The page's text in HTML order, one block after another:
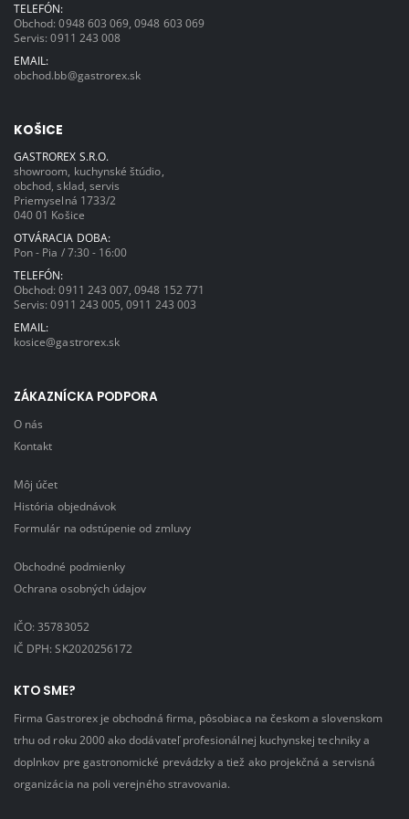
TELEFÓN:
Obchod:0948 603 069 ,0948 603 069
Servis:0911 243 008
EMAIL:
obchod.bb@gastrorex.sk
KOŠICE
GASTROREX S.R.O.
showroom, kuchynské štúdio,
obchod, sklad, servis
Priemyselná 1733/2
040 01 Košice
OTVÁRACIA DOBA:
Pon - Pia / 7:30 - 16:00
TELEFÓN:
Obchod:0911 243 007 ,0948 152 771
Servis:0911 243 005 ,0911 243 003
EMAIL:
kosice@gastrorex.sk
ZÁKAZNÍCKA PODPORA
O nás
Kontakt
Môj účet
História objednávok
Formulár na odstúpenie od zmluvy
Obchodné podmienky
Ochrana osobných údajov
IČO: 35783052
IČ DPH: SK2020256172
KTO SME?
Firma Gastrorex je obchodná firma, pôsobiaca na českom a slovenskom
trhu od roku 2000 ako dodávateľ profesionálnej kuchynskej techniky a
doplnkov pre gastronomické prevádzky a tiež ako projekčná a servisná
organizácia na poli verejného stravovania.